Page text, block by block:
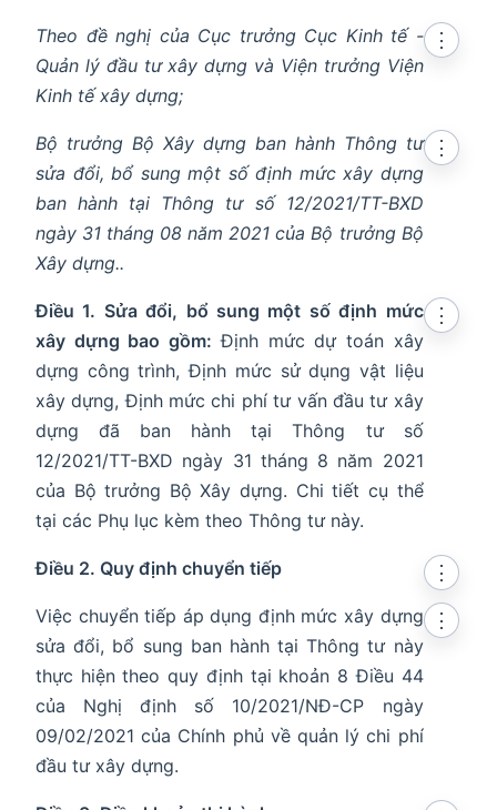
Theo đề nghị của Cục trưởng Cục Kinh tế -
Quản lý đầu tư xây dựng và Viện trưởng Viện
Kinh tế xây dựng;
⋮
Bộ trưởng Bộ Xây dựng ban hành Thông tư
sửa đổi, bổ sung một số định mức xây dựng
ban hành tại Thông tư số 12/2021/TT-BXD
ngày 31 tháng 08 năm 2021 của Bộ trưởng Bộ
Xây dựng..
⋮
Điều 1. Sửa đổi, bổ sung một số định mức
xây dựng bao gồm: Định mức dự toán xây
dựng công trình, Định mức sử dụng vật liệu
xây dựng, Định mức chi phí tư vấn đầu tư xây
dựng đã ban hành tại Thông tư số
12/2021/TT-BXD ngày 31 tháng 8 năm 2021
của Bộ trưởng Bộ Xây dựng. Chi tiết cụ thể
tại các Phụ lục kèm theo Thông tư này.
⋮
Điều 2. Quy định chuyển tiếp
⋮
Việc chuyển tiếp áp dụng định mức xây dựng
sửa đổi, bổ sung ban hành tại Thông tư này
thực hiện theo quy định tại khoản 8 Điều 44
của Nghị định số 10/2021/NĐ-CP ngày
09/02/2021 của Chính phủ về quản lý chi phí
đầu tư xây dựng.
⋮